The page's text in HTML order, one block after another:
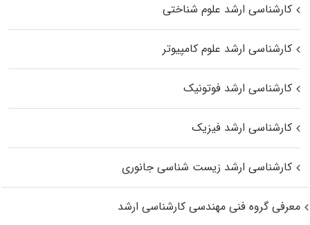
کارشناسی ارشد علوم شناختی
کارشناسی ارشد علوم کامپیوتر
کارشناسی ارشد فوتونیک
کارشناسی ارشد فیزیک
کارشناسی ارشد زیست‌ شناسی جانوری
معرفی گروه فنی مهندسی کارشناسی ارشد